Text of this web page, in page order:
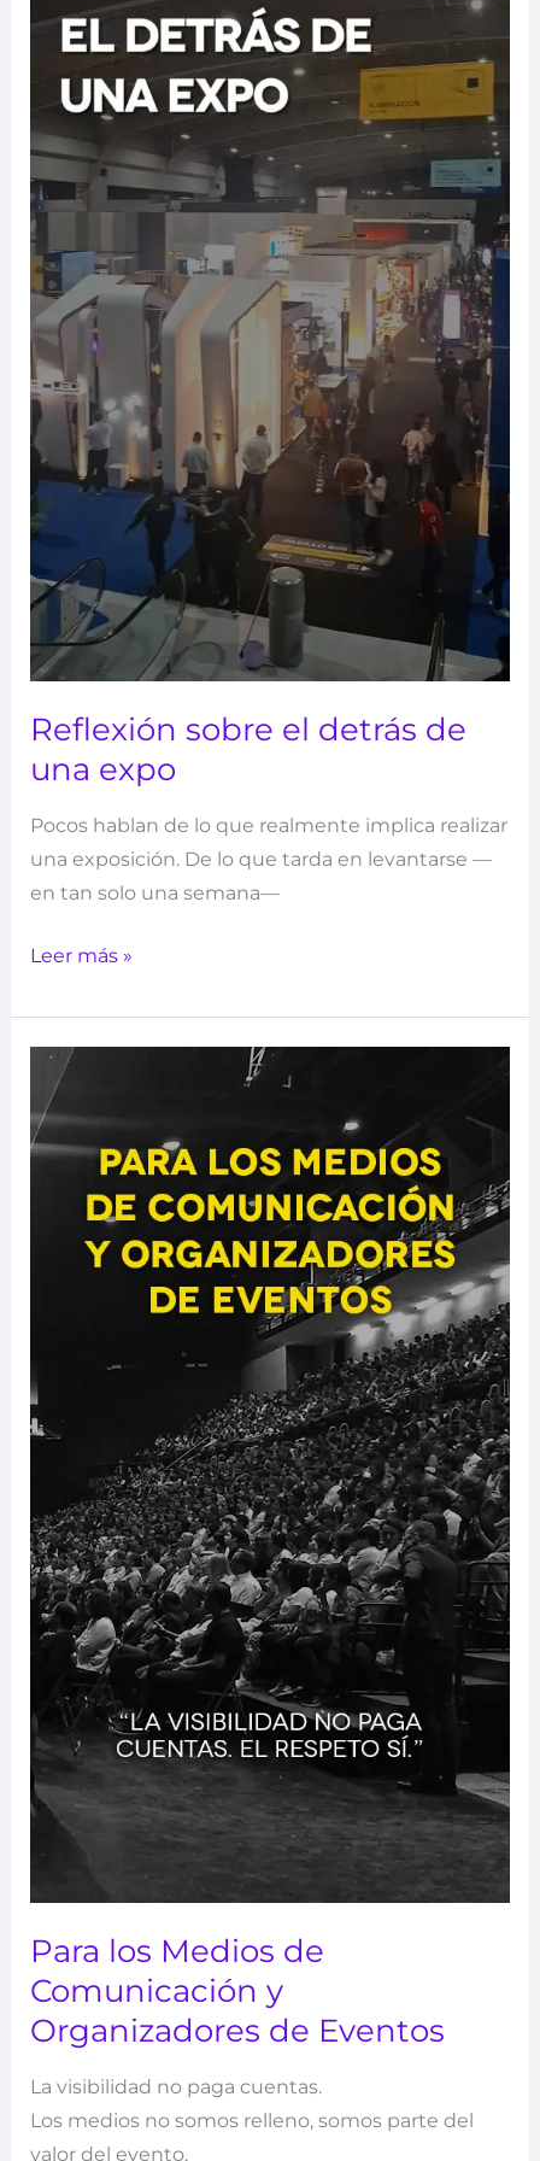
Reflexión sobre el detrás de
una expo
Pocos hablan de lo que realmente implica realizar
una exposición. De lo que tarda en levantarse —
en tan solo una semana—
expo
Leer más »
Para los Medios de
Comunicación y
Organizadores de Eventos
La visibilidad no paga cuentas.
Los medios no somos relleno, somos parte del
valor del evento.
Para
los
Medios
Comunicación
Organizadores